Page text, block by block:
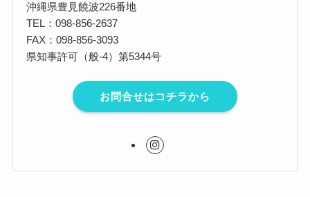
沖縄県豊見饒波226番地
TEL：098-856-2637
FAX：098-856-3093
県知事許可（般-4）第5344号
お問合せはコチラから